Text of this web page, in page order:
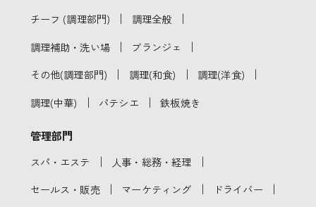
チーフ (調理部門) ｜ 調理全般 ｜
調理補助・洗い場 ｜ ブランジェ ｜
その他(調理部門) ｜ 調理(和食) ｜ 調理(洋食) ｜
調理(中華) ｜ パテシエ ｜ 鉄板焼き
管理部門
スパ・エステ ｜ 人事・総務・経理 ｜
セールス・販売 ｜ マーケティング ｜ ドライバー ｜